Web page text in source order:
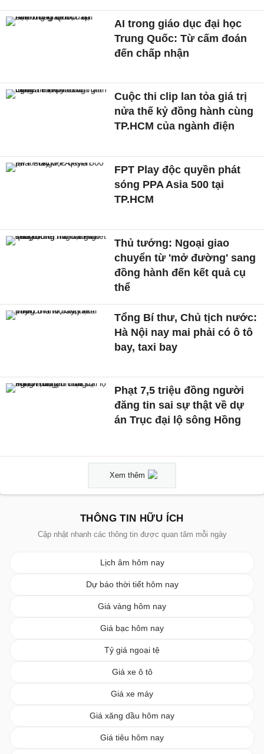
AI trong giáo dục đại học
Trung Quốc: Từ cấm đoán
đến chấp nhận
Cuộc thi clip lan tỏa giá trị
nửa thế kỷ đồng hành cùng
TP.HCM của ngành điện
FPT Play độc quyền phát
sóng PPA Asia 500 tại
TP.HCM
Thủ tướng: Ngoại giao
chuyển từ 'mở đường' sang
đồng hành đến kết quả cụ
thể
Tổng Bí thư, Chủ tịch nước:
Hà Nội nay mai phải có ô tô
bay, taxi bay
Phạt 7,5 triệu đồng người
đăng tin sai sự thật về dự
án Trục đại lộ sông Hồng
Xem thêm
THÔNG TIN HỮU ÍCH
Cập nhật nhanh các thông tin được quan tâm mỗi ngày
Lịch âm hôm nay
Dự báo thời tiết hôm nay
Giá vàng hôm nay
Giá bạc hôm nay
Tỷ giá ngoại tệ
Giá xe ô tô
Giá xe máy
Giá xăng dầu hôm nay
Giá tiêu hôm nay